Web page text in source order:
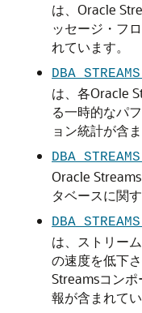
は、Oracle
ッセージ・フ
れています。
は、各Oracle
る一時的なパ
ョン統計が含
Oracle
タベースに関
は、ストリー
の速度を低下
Streamsコン
報が含まれてい